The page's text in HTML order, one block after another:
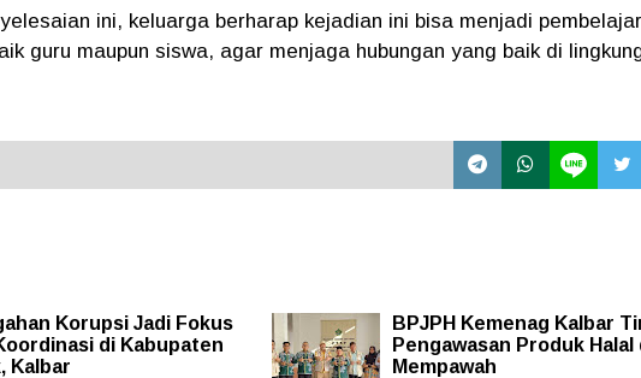
ini, keluarga berharap kejadian ini bisa menjadi
guru maupun siswa, agar menjaga hubungan yang baik di
Korupsi Jadi Fokus
di Kabupaten
Kalbar
BPJPH Kemenag Kalbar
Pengawasan Produk Halal
Mempawah